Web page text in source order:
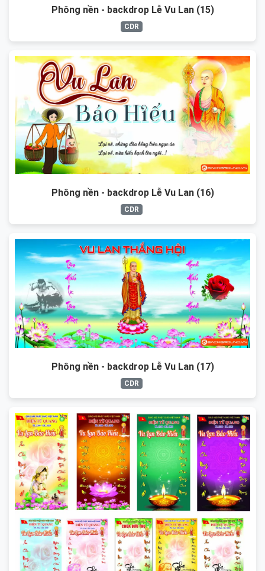
Phông nền - backdrop Lễ Vu Lan (15)
CDR
Phông nền - backdrop Lễ Vu Lan (16)
CDR
Phông nền - backdrop Lễ Vu Lan (17)
CDR